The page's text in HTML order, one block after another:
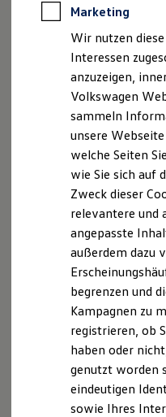
Rekuperation
Laden
Laden
Batterie
Sicherheit
Technologie
Kosten und Kauf
E-Auto-
Software und
Die ID.
ID.
Digitale
Hybridautos
Marke und Erlebnis
Volkswagen R
R-Modelle
R
Driving
Volkswagen
USt.-ID: DE141705950
Handelsregister:
Steuernummer: 236/
72GF4-80
IHK Chemnitz ,Strasse
Hinweis gemäß § 36
Wir sind zur Teilnahme
verpflichtet.
Datenschutzbeauftragte:
Petra Klöden
Marketing
Wir nutzen
Interessen
anzuzeigen,
Volkswagen
sammeln
unsere
welche Seiten
wie Sie sich auf
Zweck dieser
relevantere und
angepasste
außerdem dazu
begrenzen und
Kampagnen zu
registrieren, ob
haben oder
genutzt worden
eindeutigen
sowie Ihres